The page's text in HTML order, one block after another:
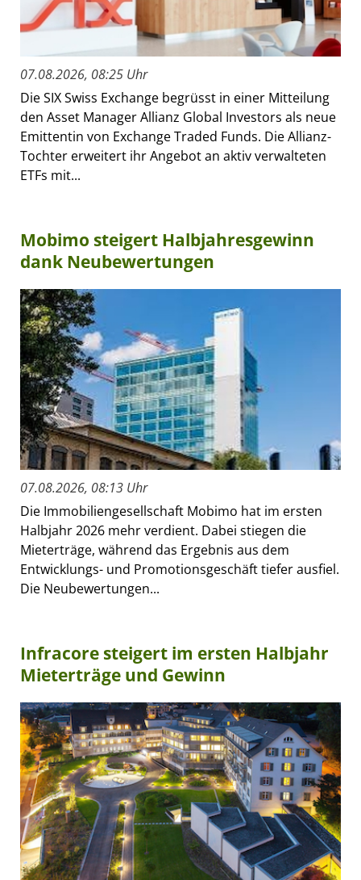
07.08.2026, 08:25 Uhr
Die SIX Swiss Exchange begrüsst in einer Mitteilung
den Asset Manager Allianz Global Investors als neue
Emittentin von Exchange Traded Funds. Die Allianz-
Tochter erweitert ihr Angebot an aktiv verwalteten
ETFs mit...
Mobimo steigert Halbjahresgewinn
dank Neubewertungen
07.08.2026, 08:13 Uhr
Die Immobiliengesellschaft Mobimo hat im ersten
Halbjahr 2026 mehr verdient. Dabei stiegen die
Mieterträge, während das Ergebnis aus dem
Entwicklungs- und Promotionsgeschäft tiefer ausfiel.
Die Neubewertungen...
Infracore steigert im ersten Halbjahr
Mieterträge und Gewinn